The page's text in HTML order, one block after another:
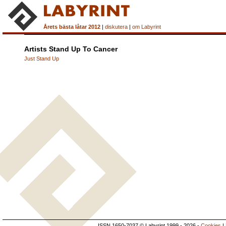
Årets bästa låtar 2012 | diskutera | om Labyrint
Artists Stand Up To Cancer
Just Stand Up